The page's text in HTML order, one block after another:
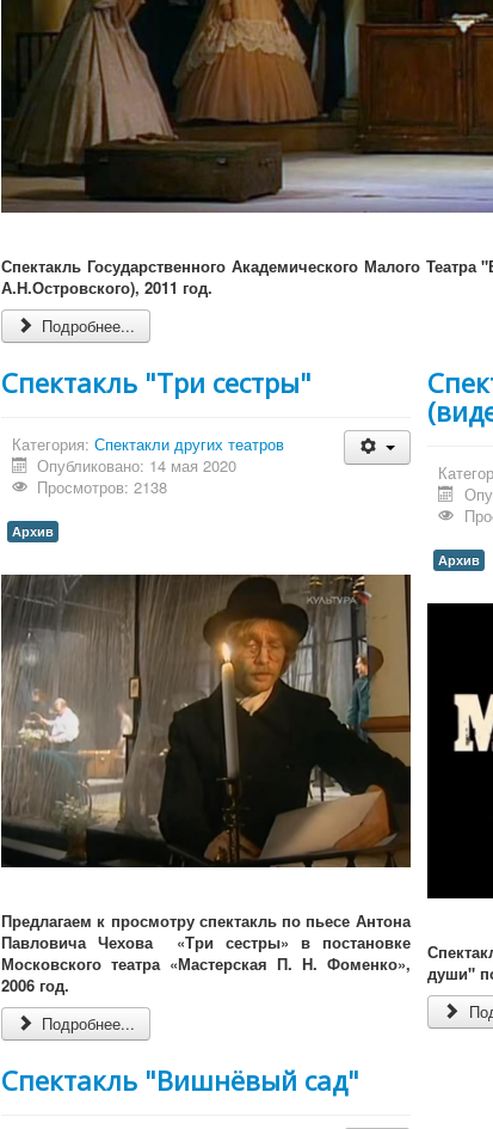
Спектакль Государственного Академического Малого
А.Н.Островского), 2011 год.
Подробнее...
Спектакль "Три сестры"
Категория: Спектакли других театров
Опубликовано: 14 мая 2020
Просмотров: 2138
Архив
Предлагаем к просмотру спектакль по пьесе Антона
Павловича Чехова «Три сестры» в постановке
Московского театра «Мастерская П. Н. Фоменко»,
2006 год.
Подробнее...
Архив
души"
Спектакль "Вишнёвый сад"